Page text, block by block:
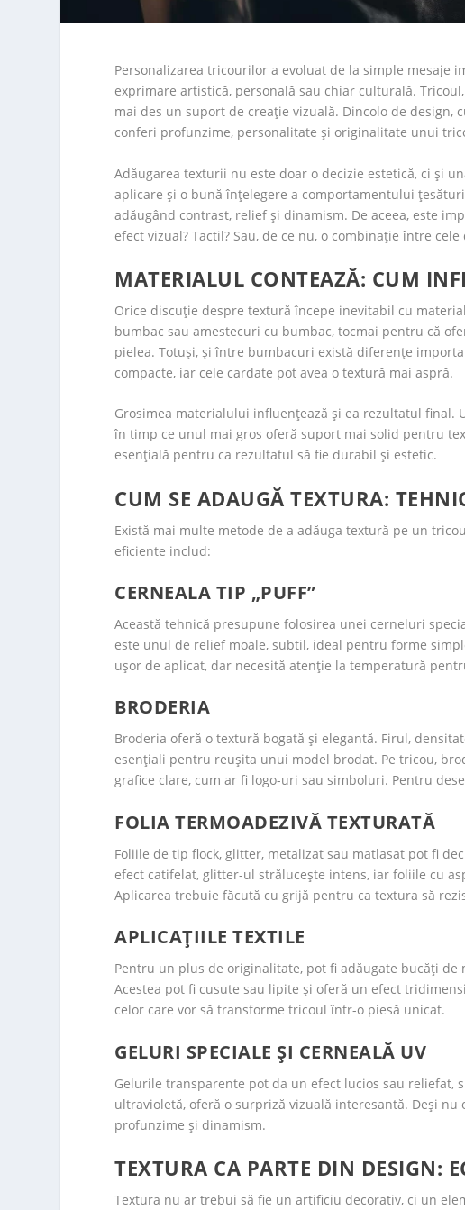
Personalizarea tricourilor a evoluat de la simple mesaje
exprimare artistică, personală sau chiar culturală.
mai des un suport de creație vizuală. Dincolo de design,
conferi profunzime, personalitate și originalitate unui
Adăugarea texturii nu este doar o decizie estetică, ci și
aplicare și o bună înțelegere a comportamentului
adăugând contrast, relief și dinamism. De aceea, este
efect vizual? Tactil? Sau, de ce nu, o combinație între cele
MATERIALUL CONTEAZĂ: CUM
Orice discuție despre textură începe inevitabil cu
bumbac sau amestecuri cu bumbac, tocmai pentru că
pielea. Totuși, și între bumbacuri există diferențe
compacte, iar cele cardate pot avea o textură mai aspră.
Grosimea materialului influențează și ea rezultatul
în timp ce unul mai gros oferă suport mai solid pentru
esențială pentru ca rezultatul să fie durabil și estetic.
CUM SE ADAUGĂ TEXTURA:
Există mai multe metode de a adăuga textură pe un
eficiente includ:
CERNEALA TIP „PUFF”
Această tehnică presupune folosirea unei cerneluri
este unul de relief moale, subtil, ideal pentru forme
ușor de aplicat, dar necesită atenție la temperatură
BRODERIA
Broderia oferă o textură bogată și elegantă. Firul,
esențiali pentru reușita unui model brodat. Pe tricou,
grafice clare, cum ar fi logo-uri sau simboluri. Pentru
FOLIA TERMOADEZIVĂ TEXTURATĂ
Foliile de tip flock, glitter, metalizat sau matlasat pot fi
efect catifelat, glitter-ul strălucește intens, iar foliile cu
Aplicarea trebuie făcută cu grijă pentru ca textura să
APLICAȚIILE TEXTILE
Pentru un plus de originalitate, pot fi adăugate bucăți
Acestea pot fi cusute sau lipite și oferă un efect
celor care vor să transforme tricoul într-o piesă unicat.
GELURI SPECIALE ȘI CERNEALĂ UV
Gelurile transparente pot da un efect lucios sau reliefat,
ultravioletă, oferă o surpriză vizuală interesantă. Deși
profunzime și dinamism.
TEXTURA CA PARTE DIN DESIGN:
Textura nu ar trebui să fie un artificiu decorativ, ci un